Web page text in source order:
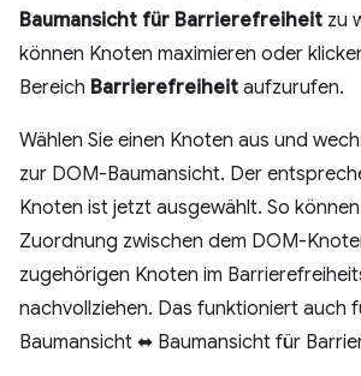
Baumansicht für Barrierefreiheit zu
können Knoten maximieren oder
Bereich Barrierefreiheit aufzurufen.
Wählen Sie einen Knoten aus und
zur DOM-Baumansicht. Der
Knoten ist jetzt ausgewählt. So
Zuordnung zwischen dem DOM-
zugehörigen Knoten im
nachvollziehen. Das funktioniert auch
Baumansicht ⬌ Baumansicht für